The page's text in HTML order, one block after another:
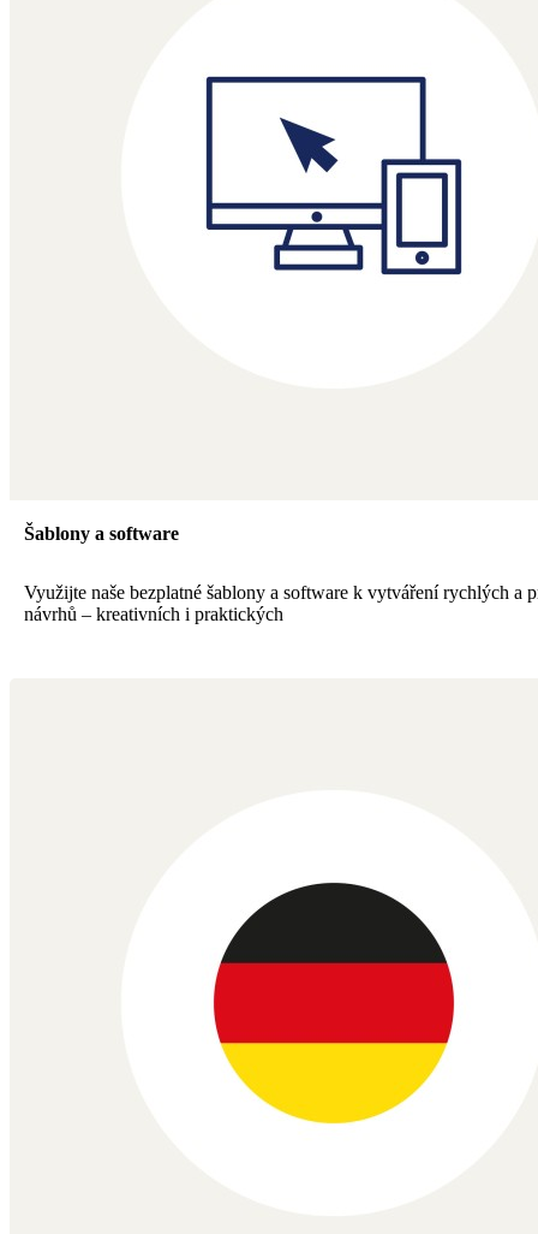
Šablony a software
Využijte naše bezplatné šablony a software k vytváření rychlých a
návrhů – kreativních i praktických